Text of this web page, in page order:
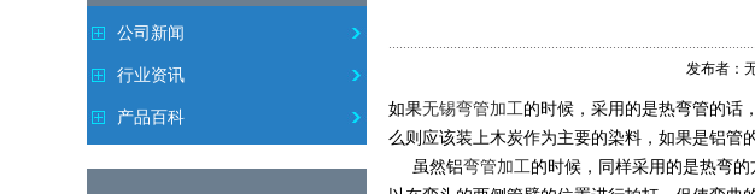
公司新闻
行业资讯
产品百科
发布者：
如果无锡弯管加工的时候，采用的是热弯管的话
么则应该装上木炭作为主要的染料，如果是铝管
虽然铝弯管加工的时候，同样采用的是热弯